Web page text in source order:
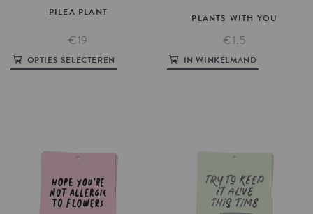
PILEA PLANT
€19
OPTIES SELECTEREN
PLANTS WITH YOU
€1.5
IN WINKELMAND